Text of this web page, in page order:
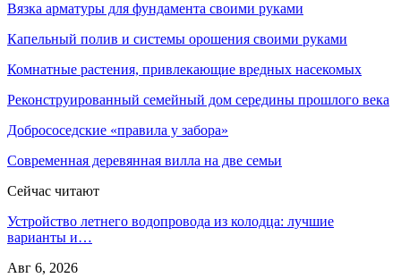
Вязка арматуры для фундамента своими руками
Капельный полив и системы орошения своими руками
Комнатные растения, привлекающие вредных насекомых
Реконструированный семейный дом середины прошлого века
Добрососедские «правила у забора»
Современная деревянная вилла на две семьи
Сейчас читают
Устройство летнего водопровода из колодца: лучшие
варианты и…
Авг 6, 2026